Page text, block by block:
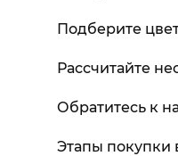
Подберите
Рассчитайте
Обратитесь к
Этапы